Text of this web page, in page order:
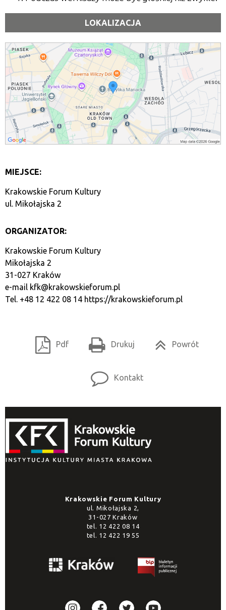
LOKALIZACJA
MIEJSCE:
Krakowskie Forum Kultury
ul. Mikołajska 2
ORGANIZATOR:
Krakowskie Forum Kultury
Mikołajska 2
31-027 Kraków
e-mail kfk@krakowskieforum.pl
Tel. +48 12 422 08 14 https://krakowskieforum.pl
Pdf Drukuj Powrót
Kontakt
Krakowskie Forum Kultury
ul. Mikołajska 2,
31-027 Kraków
tel. 12 422 08 14
tel. 12 422 19 55